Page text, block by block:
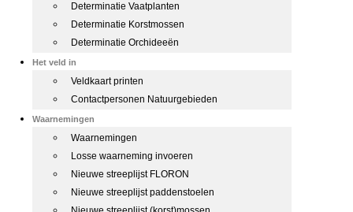
Determinatie Vaatplanten
Determinatie Korstmossen
Determinatie Orchideeën
Het veld in
Veldkaart printen
Contactpersonen Natuurgebieden
Waarnemingen
Waarnemingen
Losse waarneming invoeren
Nieuwe streeplijst FLORON
Nieuwe streeplijst paddenstoelen